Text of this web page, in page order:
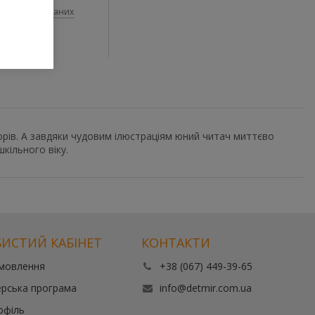
До обраних
А завдяки чудовим ілюстраціям юний читач миттєво
віку.
КАБІНЕТ
програма
КОНТАКТИ
+38 (067) 449-39-65
info@detmir.com.ua